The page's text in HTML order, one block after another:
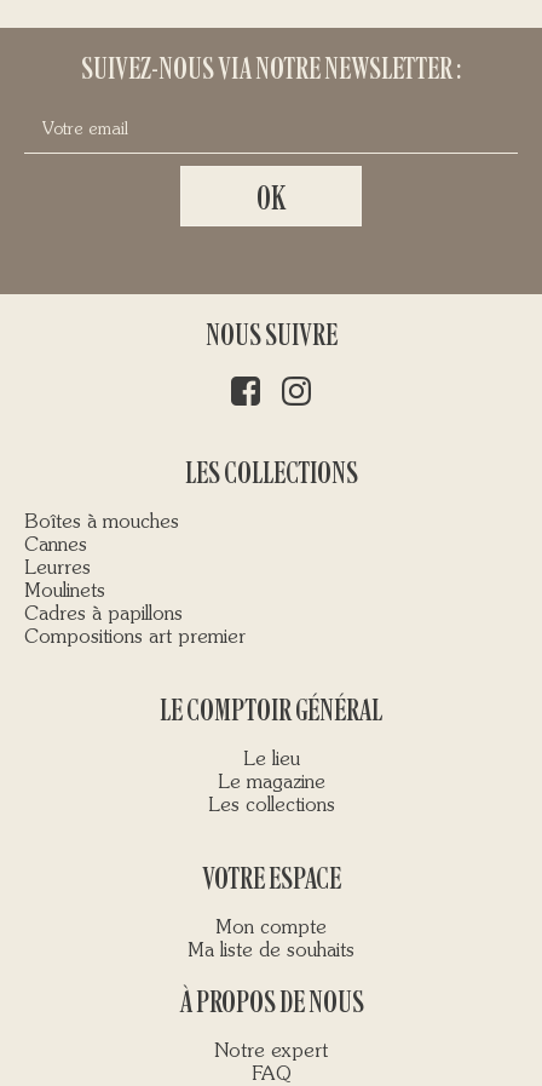
SUIVEZ-NOUS VIA NOTRE NEWSLETTER :
NOUS SUIVRE
LES COLLECTIONS
Boîtes à mouches
Cannes
Leurres
Moulinets
Cadres à papillons
Compositions art premier
LE COMPTOIR GÉNÉRAL
Le lieu
Le magazine
Les collections
VOTRE ESPACE
Mon compte
Ma liste de souhaits
À PROPOS DE NOUS
Notre expert
FAQ